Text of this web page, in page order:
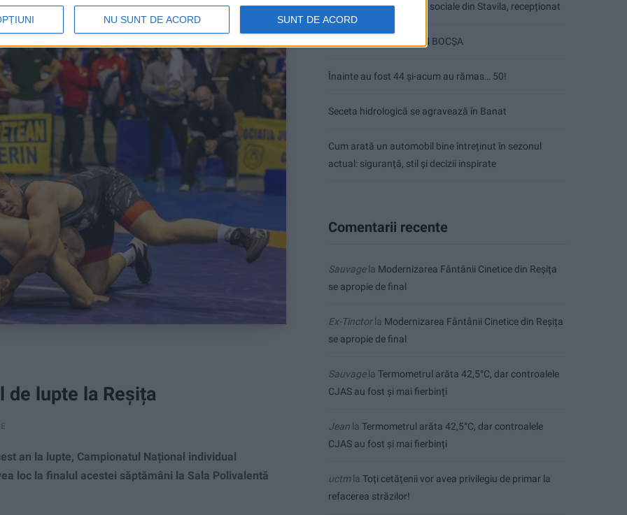
NU SUNT DE ACORD SUNT DE ACORD
de lupte la Reșița
an la lupte, Campionatul Național individual
loc la finalul acestei săptămâni la Sala Polivalentă
Ultimul bloc de locuințe sociale din Stavila, recepționat
ANUNŢ OPRIRE APĂ ÎN BOCȘA
Înainte au fost 44 și-acum au rămas… 50!
Seceta hidrologică se agravează în Banat
Cum arată un automobil bine întreținut în sezonul
actual: siguranță, stil și decizii inspirate
Comentarii recente
Sauvagela Modernizarea Fântânii Cinetice din Reșița
se apropie de final
Ex-Tinctorla Modernizarea Fântânii Cinetice din Reșița
se apropie de final
Sauvagela Termometrul arăta 42,5°C, dar controalele
CJAS au fost și mai fierbinți
Jean la Termometrul arăta 42,5°C, dar controalele
CJAS au fost și mai fierbinți
uctmla Toți cetățenii vor avea privilegiu de primar la
refacerea străzilor!